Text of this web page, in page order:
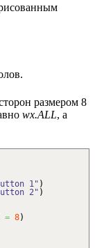
размером 8
wx.ALL, а
1" )
2" )
= 8)